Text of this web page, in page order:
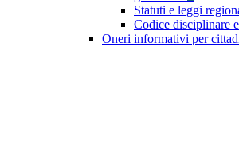
Statuti e leggi
Codice disciplinare
Oneri informativi per